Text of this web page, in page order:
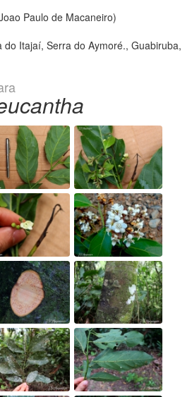
Paulo de Macaneiro)
do Itajaí, Serra do Aymoré., Guabiruba,